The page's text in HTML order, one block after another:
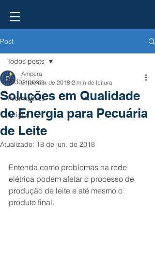
Post
Todos posts
Informativos
Artigos
Todos posts
Soluções em Qualidade
de Energia para Pecuária
de Leite
Ampera
21 de abr. de 2018 2 min de leitura
Atualizado: 18 de jun. de 2018
Entenda como problemas na rede
elétrica podem afetar o processo de
produção de leite e até mesmo o
produto final.